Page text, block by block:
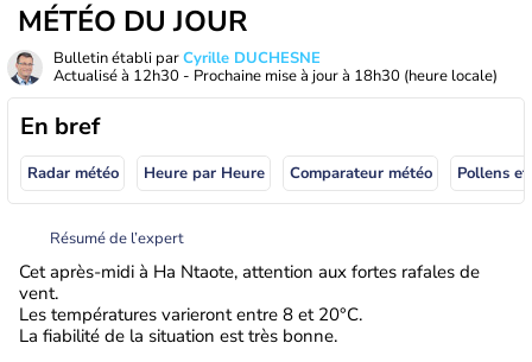
MÉTÉO DU JOUR
Bulletin établi parCyrille DUCHESNE
Actualisé à 12h30 - Prochaine mise à jour à 18h30 (heure locale)
En bref
Radar météo Heure par Heure Comparateur météo Pollens
Résumé de l’expert
Cet après-midi à Ha Ntaote, attention aux fortes rafales de
vent.
Les températures varieront entre 8 et 20°C.
La fiabilité de la situation est très bonne.